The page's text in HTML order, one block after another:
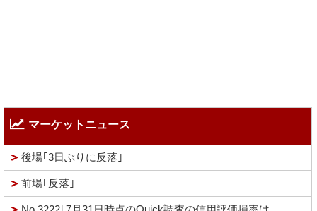
マーケットニュース
後場｢3日ぶりに反落｣
前場｢反落｣